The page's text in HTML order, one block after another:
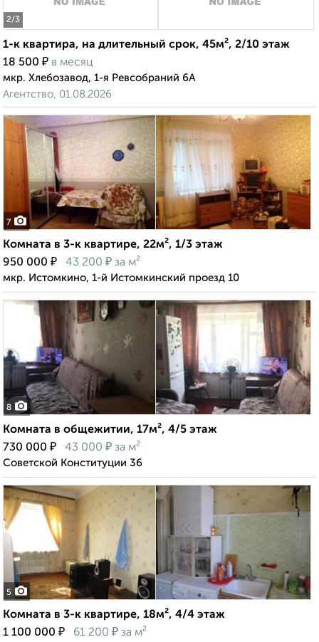
2/3
1-к квартира, на длительный срок, 45м², 2/10 этаж
18 500 ₽ в месяц
мкр. Хлебозавод, 1-я Ревсобраний 6А
Агентство, 01.08.2026
7
Комната в 3-к квартире, 22м², 1/3 этаж
950 000 ₽ 43 200 ₽ за м²
мкр. Истомкино, 1-й Истомкинский проезд 10
8
Комната в общежитии, 17м², 4/5 этаж
730 000 ₽ 43 000 ₽ за м²
Советской Конституции 36
5
Комната в 3-к квартире, 18м², 4/4 этаж
1 100 000 ₽ 61 200 ₽ за м²